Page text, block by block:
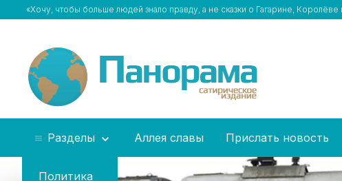
«Хочу, чтобы больше людей знало правду, а не сказки о Гагарине,
Разделы
Политика
Аллея славы Прислать новость